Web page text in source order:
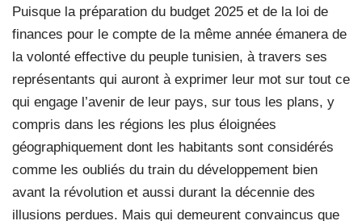
Puisque la préparation du budget 2025 et de la loi de
finances pour le compte de la même année émanera de
la volonté effective du peuple tunisien, à travers ses
représentants qui auront à exprimer leur mot sur tout ce
qui engage l’avenir de leur pays, sur tous les plans, y
compris dans les régions les plus éloignées
géographiquement dont les habitants sont considérés
comme les oubliés du train du développement bien
avant la révolution et aussi durant la décennie des
illusions perdues. Mais qui demeurent convaincus que